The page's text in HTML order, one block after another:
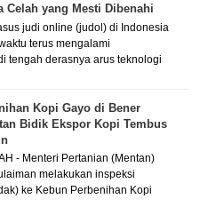
Celah yang Mesti Dibenahi
judi online (judol) di Indonesia
terus mengalami
tengah derasnya arus teknologi
Kopi Gayo di Bener
Bidik Ekspor Kopi Tembus
- Menteri Pertanian (Mentan)
melakukan inspeksi
ke Kebun Perbenihan Kopi